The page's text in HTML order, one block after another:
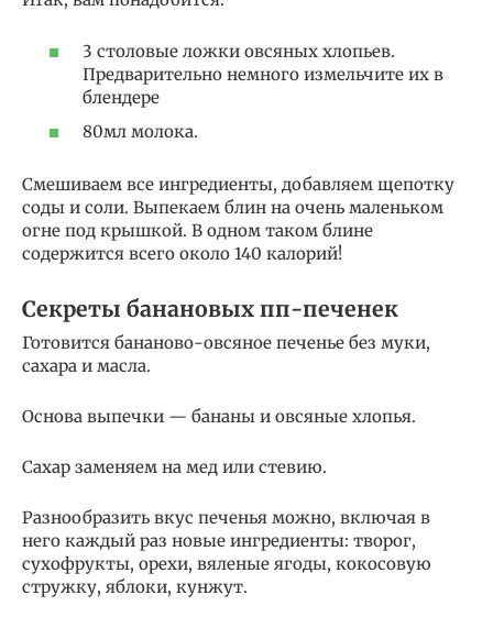
3 столовые ложки овсяных хлопьев.
Предварительно немного измельчите их в
блендере
80мл молока.
Смешиваем все ингредиенты, добавляем щепотку
соды и соли. Выпекаем блин на очень маленьком
огне под крышкой. В одном таком блине
содержится всего около 140 калорий!
Секреты банановых пп-печенек
Готовится бананово-овсяное печенье без муки,
сахара и масла.
Основа выпечки — бананы и овсяные хлопья.
Сахар заменяем на мед или стевию.
Разнообразить вкус печенья можно, включая в
него каждый раз новые ингредиенты: творог,
сухофрукты, орехи, вяленые ягоды, кокосовую
стружку, яблоки, кунжут.